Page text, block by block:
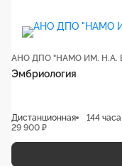
Эмбриология
Дистанционная
144 часа
29 900 ₽